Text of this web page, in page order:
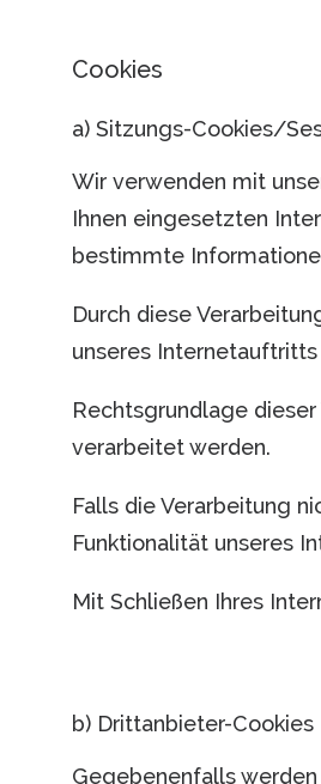
Cookies
a) Sitzungs-Cookies/
Wir verwenden mit
Ihnen eingesetzten
bestimmte
Durch diese
unseres
Rechtsgrundlage
verarbeitet werden.
Falls die Verarbeitung
Funktionalität unseres
Mit Schließen Ihres
b) Drittanbieter-Cookies
Gegebenenfalls